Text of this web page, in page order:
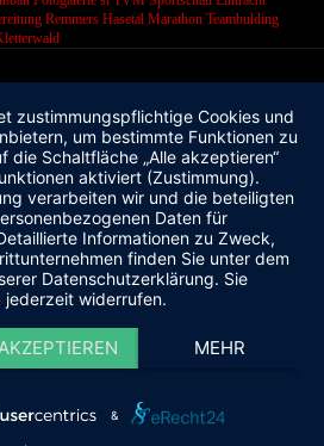
Remmers Hasetal Marathon Teambulding
zustimmungspflichtige Cookies und
um bestimmte Funktionen zu
die Schaltfläche „Alle akzeptieren“
aktiviert (Zustimmung).
verarbeiten wir und die beteiligten
Daten für
Informationen zu Zweck,
finden Sie unter dem
Datenschutzerklärung. Sie
jederzeit widerrufen.
MEHR
&